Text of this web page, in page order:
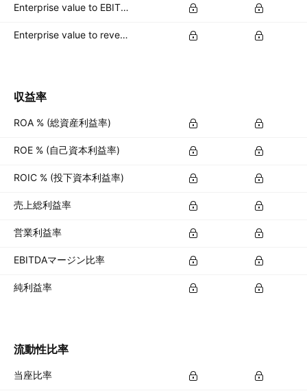
Enterprise value to EBIT forward
Enterprise value to revenue forward
収益率
ROA % (総資産利益率)
ROE % (自己資本利益率)
ROIC % (投下資本利益率)
売上総利益率
営業利益率
EBITDAマージン比率
純利益率
流動性比率
当座比率